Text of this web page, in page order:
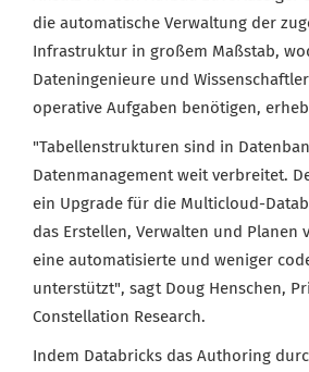
die automatische Verwaltung der
Infrastruktur in großem Maßstab,
Dateningenieure und
operative Aufgaben benötigen,
"Tabellenstrukturen sind in
Datenmanagement weit verbreitet.
ein Upgrade für die Multicloud-
das Erstellen, Verwalten und Planen
eine automatisierte und weniger
unterstützt", sagt Doug Henschen,
Constellation Research.
Indem Databricks das Authoring